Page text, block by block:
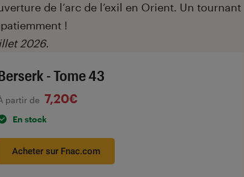
de l’arc de l’exil en Orient. Un tournant
!
2026.
- Tome 43
partir de 7,20€
En stock
Acheter sur Fnac.com